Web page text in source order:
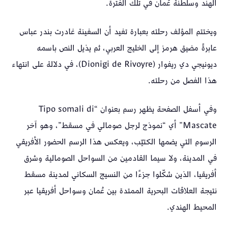
الهند وسلطنة عُمان في تلك الفترة.
ويختتم المؤلف رحلته بعبارة تفيد أن السفينة غادرت بندر عباس
عابرةً مضيق هرمز إلى الخليج العربي، ثم يذيل النص باسمه
ديونيجي دي ريفوار (Dionigi de Rivoyre)، في دلالة على انتهاء
هذا الفصل من رحلته.
وفي أسفل الصفحة يظهر رسم بعنوان “Tipo somali di
Mascate” أي “نموذج لرجل صومالي في مسقط”، وهو آخر
الرسوم التي يضمها الكتيّب، ويعكس هذا الرسم الحضور الأفريقي
في المدينة، ولا سيما القادمين من السواحل الصومالية وشرق
أفريقيا، الذين شكّلوا جزءًا من النسيج السكاني لمدينة مسقط
نتيجة العلاقات البحرية الممتدة بين عُمان وسواحل أفريقيا عبر
المحيط الهندي.